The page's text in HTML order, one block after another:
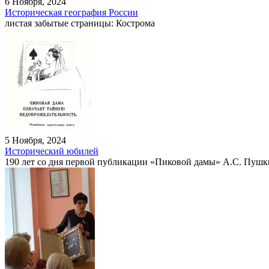
Историческая география России
листая забытые страницы: Кострома
5 Ноября, 2024
Исторический юбилей
190 лет со дня первой публикации «Пиковой дамы» А.С.